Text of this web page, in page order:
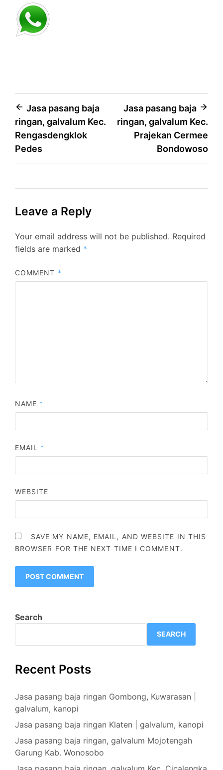
Post
navigation
Jasa pasang baja
ringan, galvalum Kec.
Rengasdengklok
Pedes
Jasa pasang baja
ringan, galvalum Kec.
Prajekan Cermee
Bondowoso
Leave a Reply
Your email address will not be published. Required
fields are marked *
COMMENT *
NAME *
EMAIL *
WEBSITE
SAVE MY NAME, EMAIL, AND WEBSITE IN THIS
BROWSER FOR THE NEXT TIME I COMMENT.
Search
SEARCH
Recent Posts
Jasa pasang baja ringan Gombong, Kuwarasan |
galvalum, kanopi
Jasa pasang baja ringan Klaten | galvalum, kanopi
Jasa pasang baja ringan, galvalum Mojotengah
Garung Kab. Wonosobo